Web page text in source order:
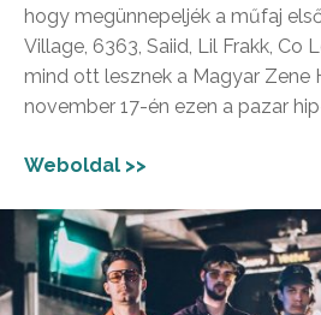
hogy megünnepeljék a műfaj
Village, 6363, Saiid, Lil Frakk, Co
mind ott lesznek a Magyar Zene
november 17-én ezen a pazar
Weboldal >>